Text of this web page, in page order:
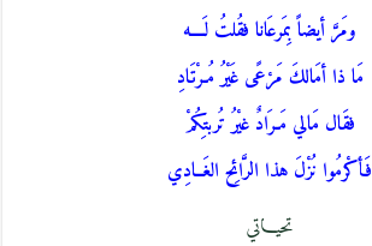
ومَرَّ أيضاً بِمَرعَانا فقُلتُ لَــــه
مَا ذا أمَالكَ مَرْعًى غَيْرُ مُـرْتَادِ
فقَال مَالي مَـرَادٌ غيْرُ تُربتِكُمْ
فَأكْرمُوا نُزْلَ هذا الرَّائِح الغَــادِي
تحيـــاتي